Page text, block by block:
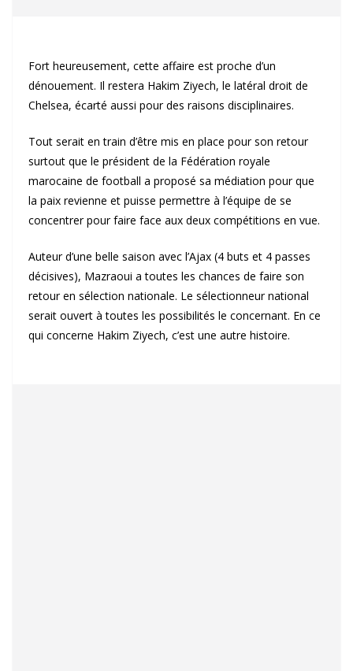
Fort heureusement, cette affaire est proche d’un
dénouement. Il restera Hakim Ziyech, le latéral droit de
Chelsea, écarté aussi pour des raisons disciplinaires.
Tout serait en train d’être mis en place pour son retour
surtout que le président de la Fédération royale
marocaine de football a proposé sa médiation pour que
la paix revienne et puisse permettre à l’équipe de se
concentrer pour faire face aux deux compétitions en vue.
Auteur d’une belle saison avec l’Ajax (4 buts et 4 passes
décisives), Mazraoui a toutes les chances de faire son
retour en sélection nationale. Le sélectionneur national
serait ouvert à toutes les possibilités le concernant. En ce
qui concerne Hakim Ziyech, c’est une autre histoire.